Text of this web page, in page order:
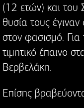
(12 ετών) και του
θυσία τους
στον φασισμό.
τιμητικό έπαινο
Βερβελάκη.
Επίσης